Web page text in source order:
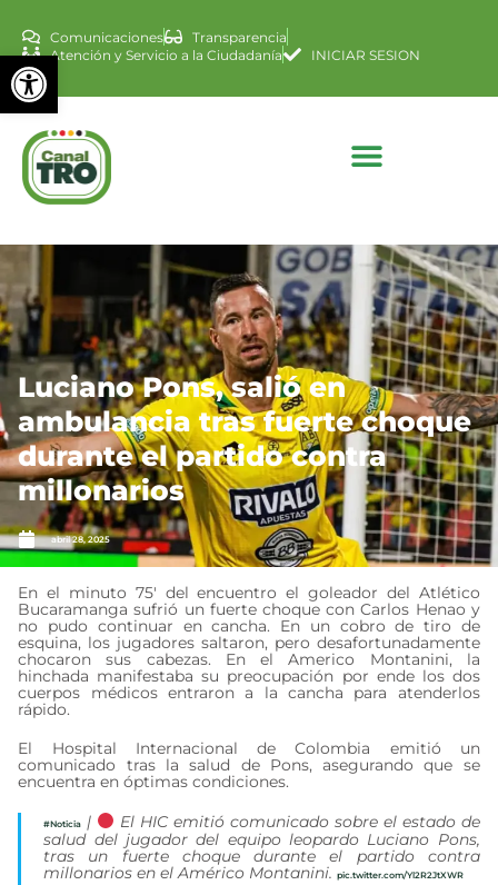
Abrir barra de
Comunicaciones
Transparencia
Atención y Servicio a la Ciudadanía
INICIAR SESION
Luciano Pons, salió en
ambulancia tras fuerte choque
durante el partido contra
millonarios
abril 28, 2025
En el minuto 75′ del encuentro el goleador del Atlético
Bucaramanga sufrió un fuerte choque con Carlos Henao y
no pudo continuar en cancha. En un cobro de tiro de
esquina, los jugadores saltaron, pero desafortunadamente
chocaron sus cabezas. En el Americo Montanini, la
hinchada manifestaba su preocupación por ende los dos
cuerpos médicos entraron a la cancha para atenderlos
rápido.
El Hospital Internacional de Colombia emitió un
comunicado tras la salud de Pons, asegurando que se
encuentra en óptimas condiciones.
#Noticia |
El HIC emitió comunicado sobre el estado de
salud del jugador del equipo leopardo Luciano Pons,
tras un fuerte choque durante el partido contra
millonarios en el Américo Montanini.pic.twitter.com/Yl2R2JtXWR